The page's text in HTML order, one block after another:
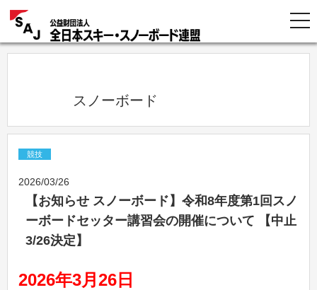
            スノーボード
競技
2026/03/26
【お知らせ スノーボード】令和8年度第1回スノ
ーボードセッター講習会の開催について 【中止
3/26決定】
2026年3月26日